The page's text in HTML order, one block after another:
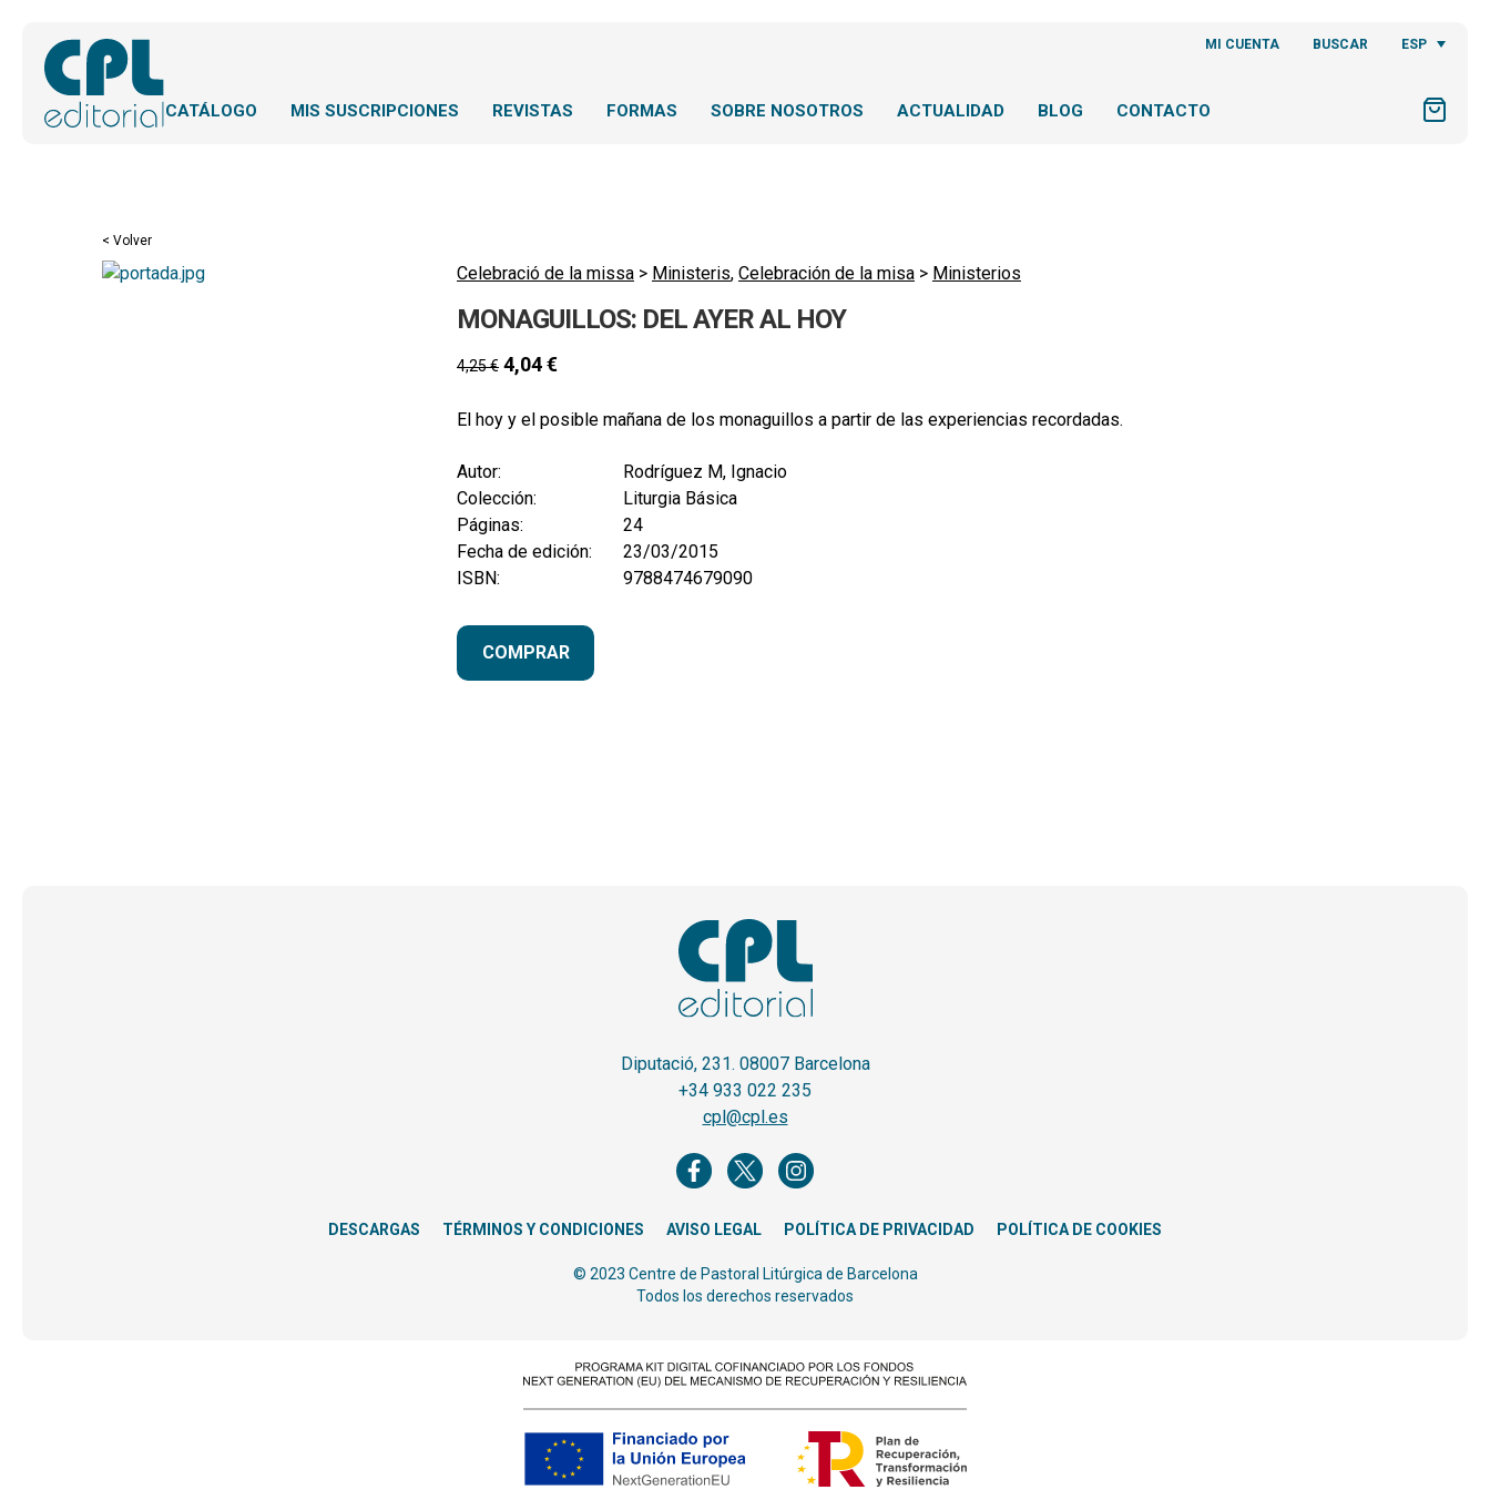
MI CUENTA BUSCAR ESP
CATÁLOGO MIS SUSCRIPCIONES REVISTAS FORMAS SOBRE NOSOTROS ACTUALIDAD BLOG CONTACTO
< Volver
Celebració de la missa > Ministeris, Celebración de la misa > Ministerios
MONAGUILLOS: DEL AYER AL HOY
4,25€ 4,04€
El hoy y el posible mañana de los monaguillos a partir de las experiencias recordadas.
Autor:
Rodríguez M, Ignacio
Colección:
Liturgia Básica
Páginas:
24
Fecha de edición:
23/03/2015
ISBN:
9788474679090
COMPRAR
Diputació, 231. 08007 Barcelona
+34 933 022 235
cpl@cpl.es
DESCARGAS TÉRMINOS Y CONDICIONES AVISO LEGAL POLÍTICA DE PRIVACIDAD POLÍTICA DE COOKIES
© 2023 Centre de Pastoral Litúrgica de Barcelona
Todos los derechos reservados